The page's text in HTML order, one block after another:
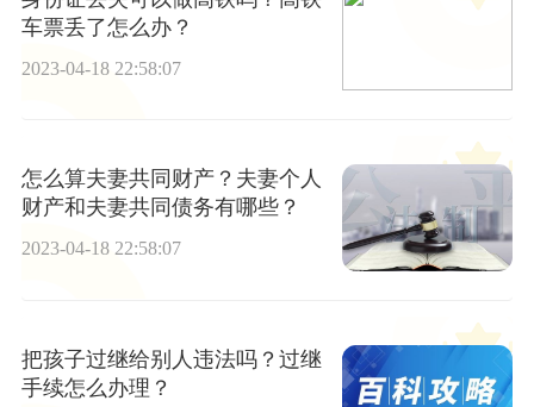
车票丢了怎么办？
2023-04-18 22:58:07
怎么算夫妻共同财产？夫妻个人
财产和夫妻共同债务有哪些？
2023-04-18 22:58:07
把孩子过继给别人违法吗？过继
手续怎么办理？